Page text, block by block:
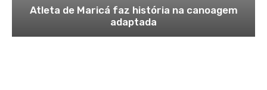
Atleta de Maricá faz história na canoagem
adaptada